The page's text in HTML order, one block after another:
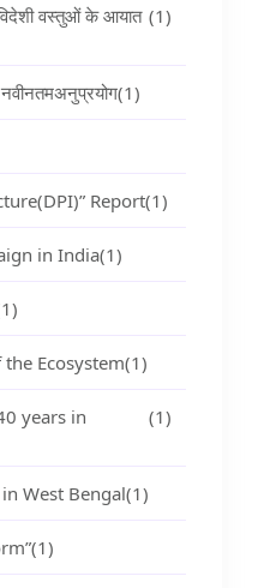
वस्तुओं के आयात (1)
(1)
Report(1)
in India(1)
Ecosystem(1)
years in
(1)
West Bengal(1)
(1)